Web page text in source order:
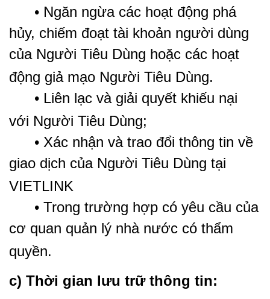
• Ngăn ngừa các hoạt động phá
hủy, chiếm đoạt tài khoản người dùng
của Người Tiêu Dùng hoặc các hoạt
động giả mạo Người Tiêu Dùng.
• Liên lạc và giải quyết khiếu nại
với Người Tiêu Dùng;
• Xác nhận và trao đổi thông tin về
giao dịch của Người Tiêu Dùng tại
VIETLINK
• Trong trường hợp có yêu cầu của
cơ quan quản lý nhà nước có thẩm
quyền.
c) Thời gian lưu trữ thông tin: